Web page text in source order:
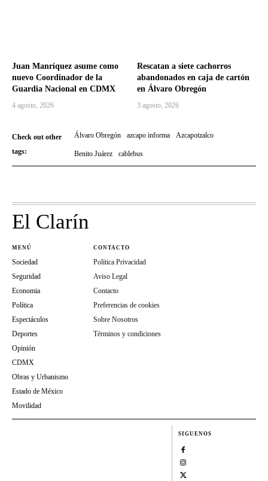
Juan Manríquez asume como
nuevo Coordinador de la
Guardia Nacional en CDMX
4 agosto, 2026
Rescatan a siete cachorros
abandonados en caja de cartón
en Álvaro Obregón
3 agosto, 2026
Check out other
tags:
Álvaro Obregón azcapo informa Azcapotzalco
Benito Juárez cablebus
El Clarín
MENÚ
Sociedad
Seguridad
Economia
Política
Espectáculos
Deportes
Opinión
CDMX
Obras y Urbanismo
Estado de México
Movilidad
CONTACTO
Política Privacidad
Aviso Legal
Contacto
Preferencias de cookies
Sobre Nosotros
Términos y condiciones
SIGUENOS